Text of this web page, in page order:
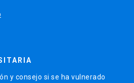
y consejo si se ha vulnerado